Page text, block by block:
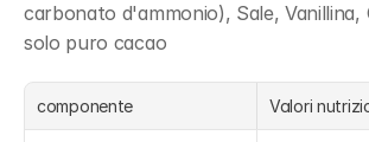
carbonato d'ammonio), Sale, Vanillina,
solo puro cacao
componente Valori